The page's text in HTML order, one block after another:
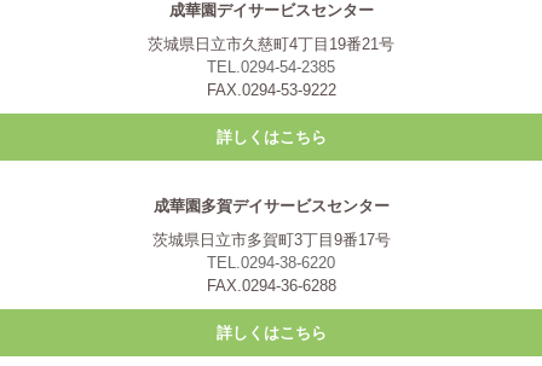
成華園デイサービスセンター
茨城県日立市久慈町4丁目19番21号
TEL.0294-54-2385
FAX.0294-53-9222
詳しくはこちら
成華園多賀デイサービスセンター
茨城県日立市多賀町3丁目9番17号
TEL.0294-38-6220
FAX.0294-36-6288
詳しくはこちら